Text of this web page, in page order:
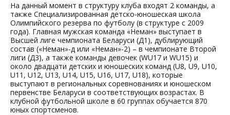
На данный момент в структуру клуба входят 2 команды, а
также Специализированная детско-юношеская школа
Олимпийского резерва по футболу (в структуре с 2009
года). Главная мужская команда «Неман» выступает в
Высшей лиге чемпионата Беларуси (Д1), дублирующий
состав («Неман»-д или «Неман»-2) – в чемпионате Второй
лиги (Д3), а также команды девочек (WU17 и WU15) и
около двадцати детских и юношеских команд (U8, U9, U10,
U11, U12, U13, U14, U15, U16, U17, U18), которые
выступают в региональных соревнованиях и юношеском
первенстве Беларуси в соответствующих возрастах. В
клубной футбольной школе в 60 группах обучается 870
юных спортсменов.